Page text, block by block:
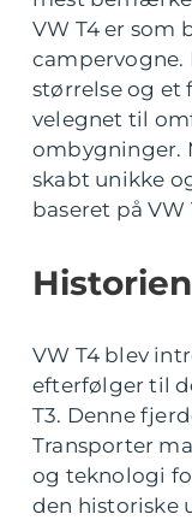
VW T4 er som
campervogne.
størrelse og et
velegnet til
ombygninger.
skabt unikke
baseret på
VW T4 blev
efterfølger til
T3. Denne
Transporter
og teknologi
den historiske